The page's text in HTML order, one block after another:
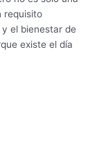
requisito
el bienestar de
existe el día